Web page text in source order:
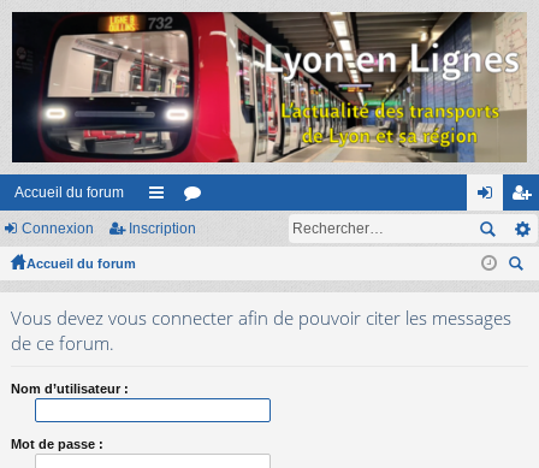
Accueil du forum
ac or on
ne
ns
cri
Connexion Inscription
Accueil du forum
ec
her
Vous devez vous connecter afin de pouvoir citer les messages
de ce forum.
Nom d’utilisateur :
Mot de passe :